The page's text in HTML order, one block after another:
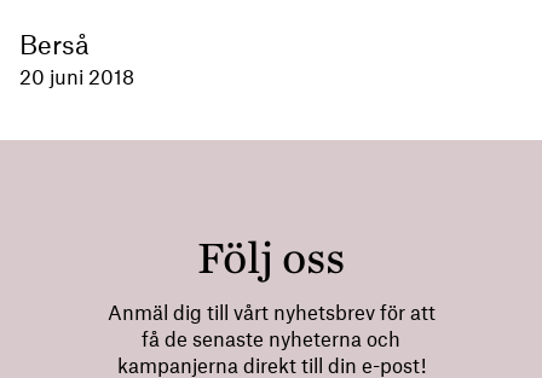
Berså
20 juni 2018
Följ oss
Anmäl dig till vårt nyhetsbrev för att
få de senaste nyheterna och
kampanjerna direkt till din e-post!